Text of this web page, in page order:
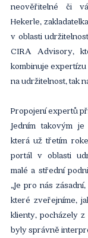
neověřitelné či
Hekerle,
v oblasti
CIRA Advisory,
kombinuje
na udržitelnost, tak
Propojení expertů
Jedním takovým
která už třetím
portál v oblasti
malé a střední
„Je pro nás
které zveřejníme,
klienty, pocházely
byly správně